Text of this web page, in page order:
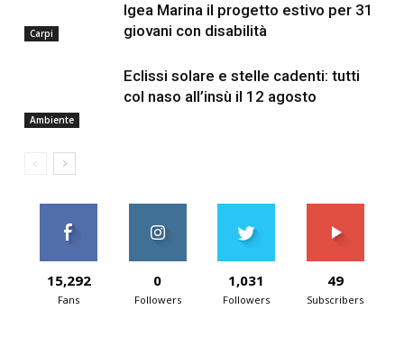
Carpi
Igea Marina il progetto estivo per 31
giovani con disabilità
Ambiente
Eclissi solare e stelle cadenti: tutti
col naso all’insù il 12 agosto
15,292
Fans
0
Followers
1,031
Followers
49
Subscribers